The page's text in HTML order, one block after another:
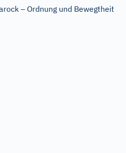
– Ordnung und Bewegtheit